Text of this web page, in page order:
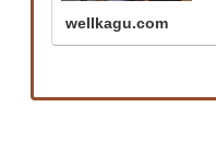
wellkagu.com